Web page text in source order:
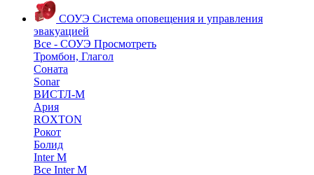
СОУЭ Система оповещения и управления
эвакуацией
Все - СОУЭ Просмотреть
Тромбон, Глагол
Соната
Sonar
ВИСТЛ-М
Ария
ROXTON
Рокот
Болид
Inter M
Все Inter M